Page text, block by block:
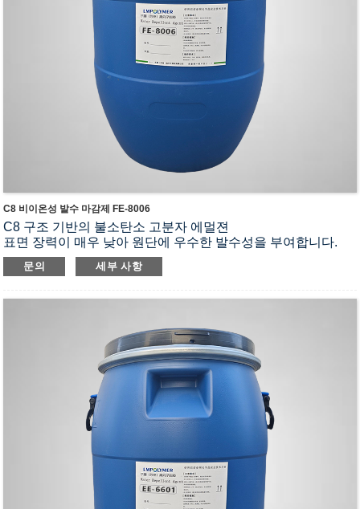
C8 비이온성 발수 마감제 FE-8006
C8 구조 기반의 불소탄소 고분자 에멀젼
표면 장력이 매우 낮아 원단에 우수한 발수성을 부여합니다.
수성 폴리우레탄 및 수성 아크릴레이트 음이온과 함께 공동 세
색상 연속성이 우수하고 색상 견뢰도 및 색조에 미치는 영향이
작업 유체에 대한 적응성이 우수하고 음이온 처리 과정에 미치
는 영향이 적습니다.
높은 박리 강도와 접착 견뢰도, 코팅에 대한 우수한 성능
우수한 방수, 방유 및 방오 효과를 제공합니다.
문의 세부 사항